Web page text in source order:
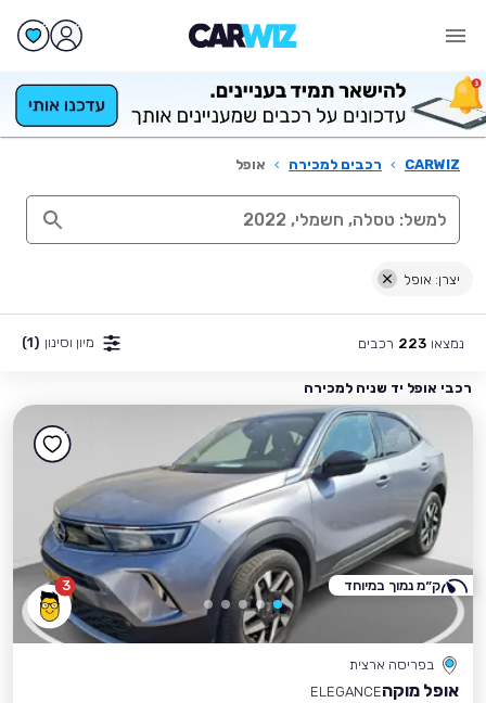
CARWIZ
› רכבים למכירה › אופל
יצרן: אופל
נמצאו 223 רכבים מיון וסינון (1)
רכבי אופל יד שניה למכירה
3
בפריסה ארצית
אופל מוקהELEGANCE
ק״מ נמוך במיוחד